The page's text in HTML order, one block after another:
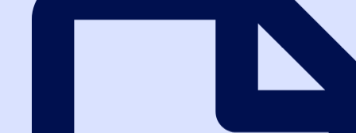
Обзор ключевых новостей госзакупок за неделю: РНП,